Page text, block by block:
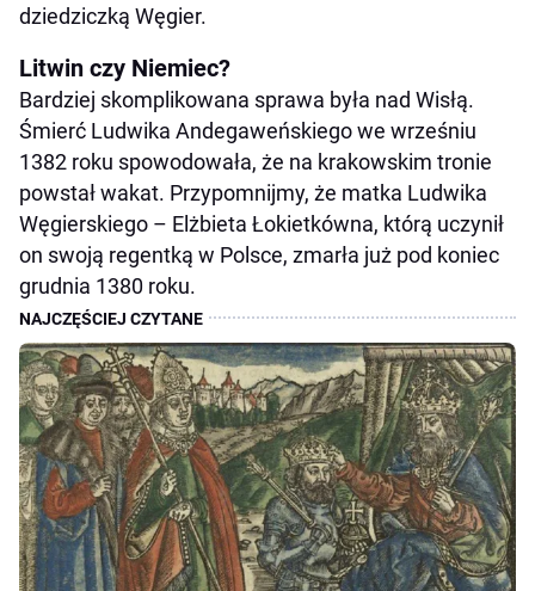
dziedziczką Węgier.
Litwin czy Niemiec?
Bardziej skomplikowana sprawa była nad Wisłą.
Śmierć Ludwika Andegaweńskiego we wrześniu
1382 roku spowodowała, że na krakowskim tronie
powstał wakat. Przypomnijmy, że matka Ludwika
Węgierskiego – Elżbieta Łokietkówna, którą uczynił
on swoją regentką w Polsce, zmarła już pod koniec
grudnia 1380 roku.